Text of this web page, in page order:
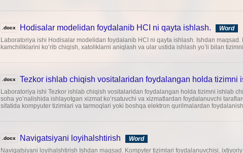
.docx Hodisalar modelidan foydalanib HCI ni qayta ishlash. Word
Laboratoriya ishi Hodisalar modelidan foydalanib HCI ni qayta ishlash. Ishdan
kamchiliklarini ko’rib chiqish, xatoliklarni aniqlash va ular ustida ishlash yo’li bilan
.docx Tezkor ishlab chiqish vositalaridan foydalangan holda tizimni
Laboratoriya ishi Tezkor ishlab chiqish vositalaridan foydalangan holda tizimni ishlab
soha yo’nalishida ishlayotgan xizmat ko’rsatuvchi va xizmatlardan foydalanuvchi
sifatida kompyuter tizimlari va tarmoqlari yoki boshqa elektron qurilmalardan
.docx Navigatsiyani loyihalshtirish Word
Navigatsiyani loyihalshtirish Ishdan maqsad. Kompyter tizimlari foydalanuvchisi,